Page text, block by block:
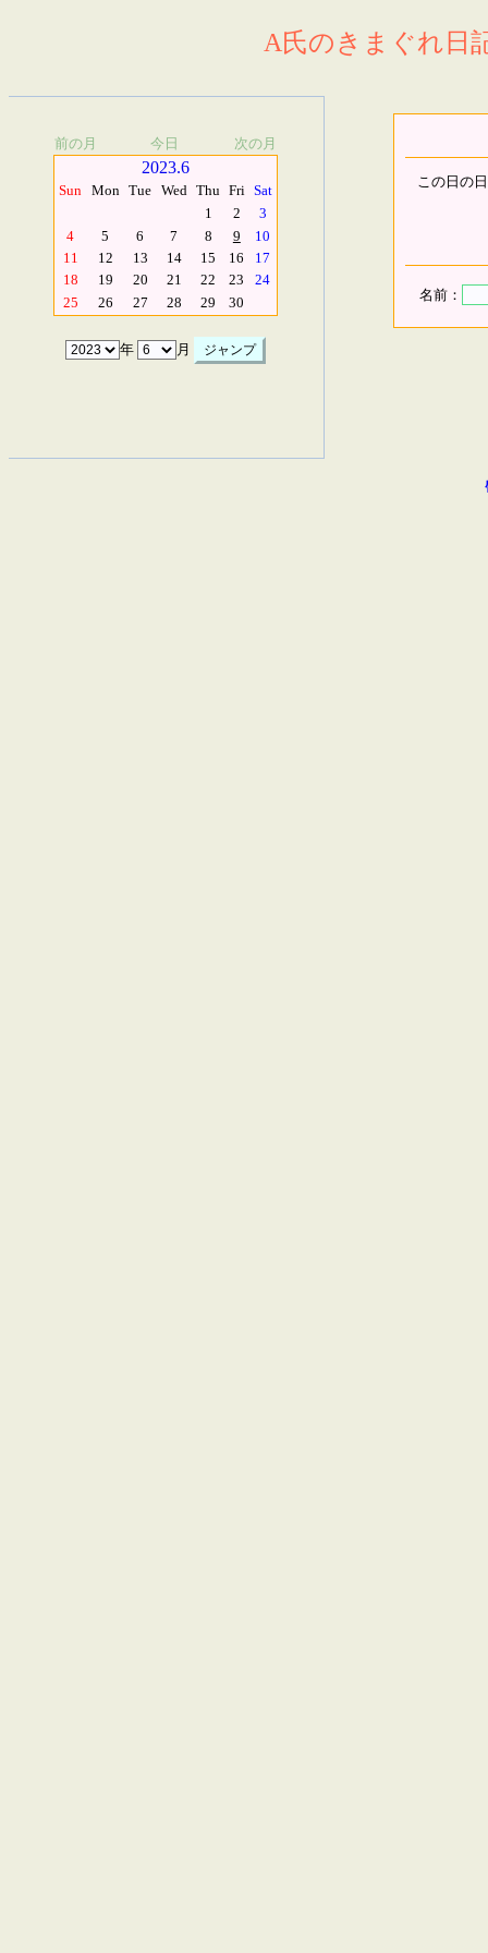
A氏のきまぐれ日
前の月 今日 次の月
2023.6
Sun Mon Tue Wed Thu Fri Sat
1
2
3
4
5 6 7 8 9
10
11
12 13 14 15 16
17
18
19 20 21 22 23
24
25
26 27 28 29 30
年 月
この日の
名前：